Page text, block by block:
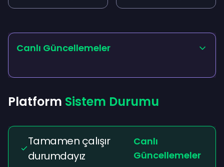
Canlı Güncellemeler
Platform Sistem Durumu
Tamamen çalışır
durumdayız
Canlı
Güncellemeler